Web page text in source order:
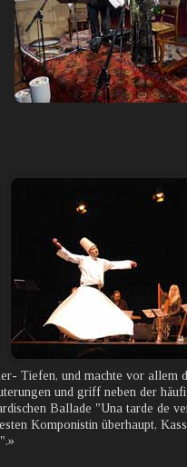
Tiefen, und machte vor allem
und griff neben der
Ballade "Una tarde de
Komponistin überhaupt,